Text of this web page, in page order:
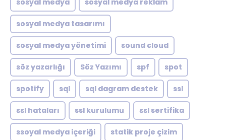
sosyal medya sosyal medya reklam
sosyal medya tasarımı
sosyal medya yönetimi sound cloud
söz yazarlığı Söz Yazımı spf spot
spotify sql sql dagram destek ssl
ssl hataları ssl kurulumu ssl sertifika
ssoyal medya içeriği statik proje çizim